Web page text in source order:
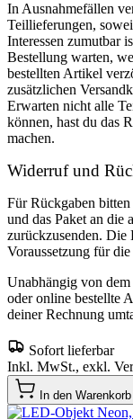
In Ausnahmefällen
Teillieferungen,
Interessen zumutbar
Bestellung warten,
bestellten Artikel
zusätzlichen
Erwarten nicht alle
können, hast du das
machen.
Widerruf und
Für Rückgaben
und das Paket an die
zurückzusenden. Die
Voraussetzung für
Unabhängig von
oder online bestellte
deiner Rechnung
Sofort lieferbar
Inkl. MwSt., exkl.
In den Warenkorb